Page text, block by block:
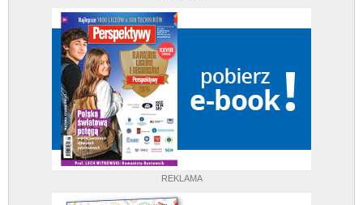
REKLAMA